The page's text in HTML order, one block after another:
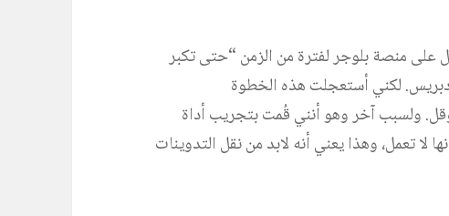
على منصة بلوجر لفترة من الزمن “حتى تكبر
لكني أستعجلت هذه الخطوة
ولسبب آخر وهو أنني قُمت بتجريب أداة
لا تعمل، وهذا يعني أنه لابد من نقل التدوينات